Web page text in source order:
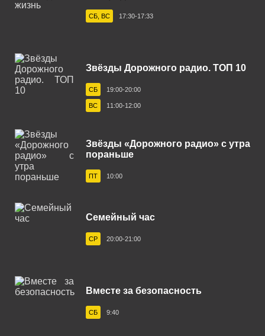
Иркутск 91.1 FM
Казань 88.9 FM
Калининград 105.9 FM
Калуга 101.6 FM
Канск 103.7 FM
Кашира 89.3 FM
Кингисепп 104.2 FM
Кириши 103.0 FM
Ковров 106.5 FM
СБ, ВС 17:30-17:33
Звёзды Дорожного радио. ТОП 10
СБ 19:00-20:00
ВС 11:00-12:00
Звёзды «Дорожного радио» с утра
пораньше
ПТ 10:00
Семейный час
СР 20:00-21:00
Вместе за безопасность
СБ 9:40